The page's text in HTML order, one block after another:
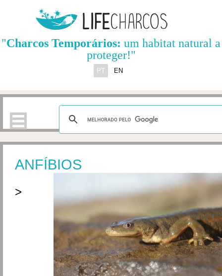
PT EN
"Charcos Temporários: um habitat natural a
proteger!"
ANFÍBIOS
>